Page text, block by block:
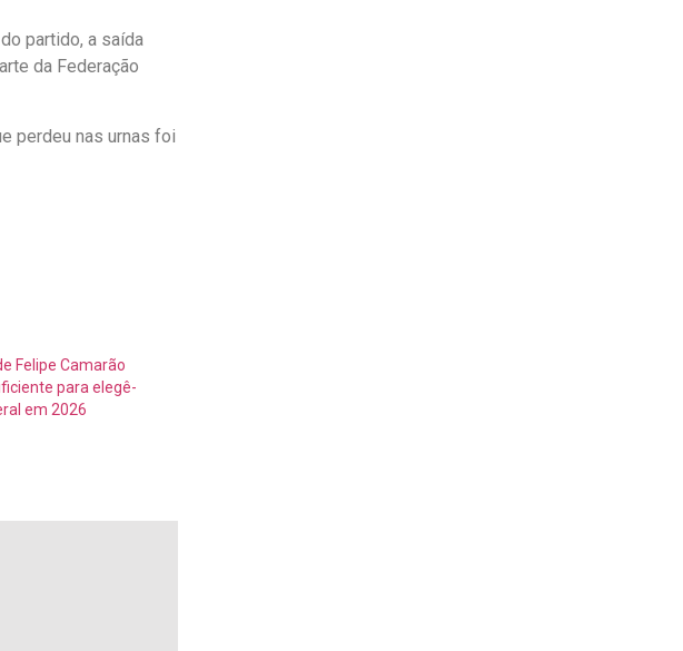
partido, a saída
da Federação
perdeu nas urnas foi
Felipe Camarão
para elegê-
em 2026